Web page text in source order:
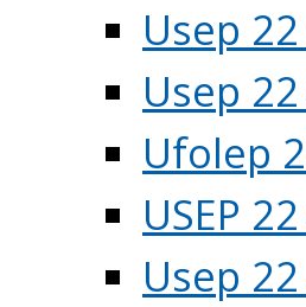
Usep
Usep
Ufolep
USEP
Usep